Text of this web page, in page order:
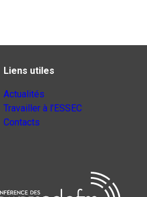
Liens utiles
Actualités
Travailler à l’ESSEC
Contacts